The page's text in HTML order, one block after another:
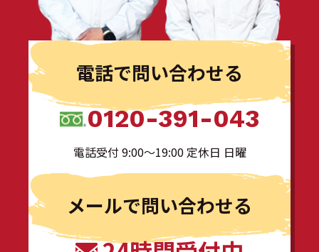
電話で問い合わせる
0120-391-043
電話受付 9:00〜19:00 定休日 日曜
メールで問い合わせる